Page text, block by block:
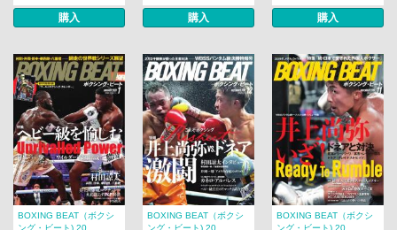
購入 購入 購入
BOXING BEAT（ボクシ
ング・ビート) 20...
BOXING BEAT（ボクシ
ング・ビート) 20...
BOXING BEAT（ボクシ
ング・ビート) 20...